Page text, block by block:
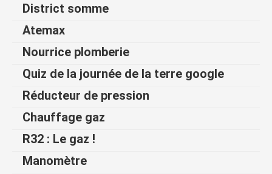
District somme
Atemax
Nourrice plomberie
Quiz de la journée de la terre google
Réducteur de pression
Chauffage gaz
R32 : Le gaz !
Manomètre